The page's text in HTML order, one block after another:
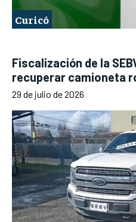
Curicó
Fiscalización de la
recuperar camioneta
29 de julio de 2026